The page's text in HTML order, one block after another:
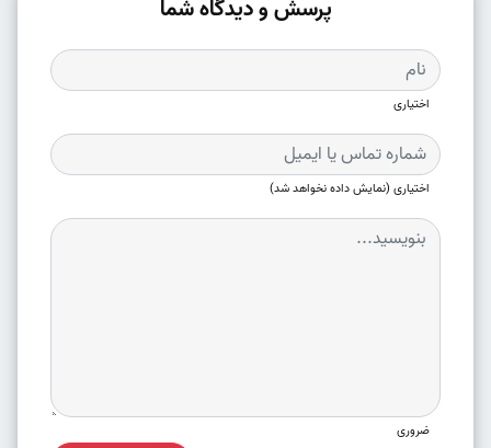
پرسش و دیدگاه شما
اختیاری
اختیاری (نمایش داده نخواهد شد)
ضروری